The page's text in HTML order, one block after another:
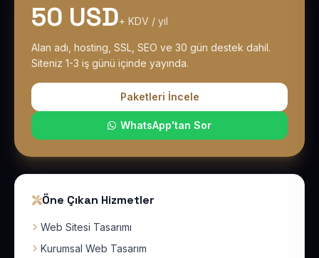
50 USD+ KDV / yıl
Alan adı, hosting, SSL, SEO ve 30 gün destek dahil.
Siteniz 1-3 iş günü içinde yayında.
Paketleri İncele
WhatsApp'tan Sor
Öne Çıkan Hizmetler
Web Sitesi Tasarımı
Kurumsal Web Tasarım